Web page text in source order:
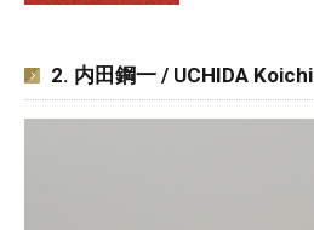
2. 内田鋼一 / UCHIDA Koichi